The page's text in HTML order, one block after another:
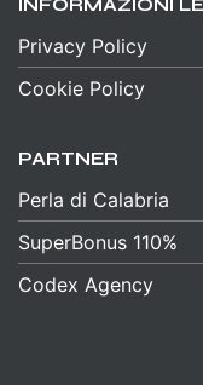
INFORMAZIONI
Privacy Policy
Cookie Policy
PARTNER
Perla di Calabria
SuperBonus 110%
Codex Agency